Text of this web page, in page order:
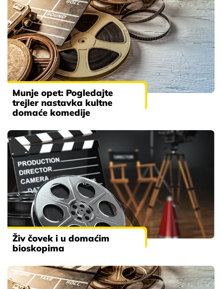
Munje opet: Pogledajte
trejler nastavka kultne
domaće komedije
Živ čovek i u domaćim
bioskopima